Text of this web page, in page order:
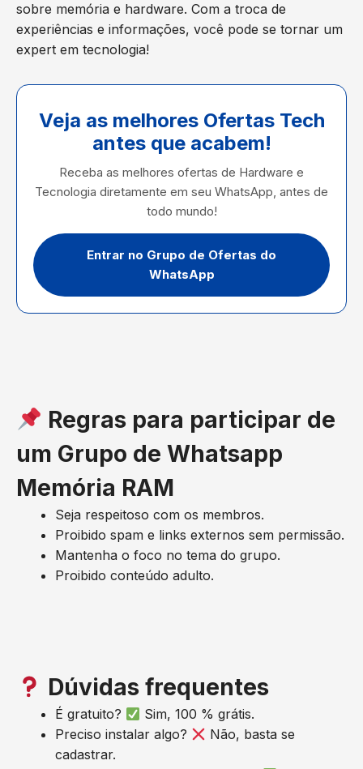
sobre memória e hardware. Com a troca de
experiências e informações, você pode se tornar um
expert em tecnologia!
Veja as melhores Ofertas Tech
antes que acabem!
Receba as melhores ofertas de Hardware e
Tecnologia diretamente em seu WhatsApp, antes de
todo mundo!
Entrar no Grupo de Ofertas do
WhatsApp
Regras para participar de
um Grupo de Whatsapp
Memória RAM
Seja respeitoso com os membros.
Proibido spam e links externos sem permissão.
Mantenha o foco no tema do grupo.
Proibido conteúdo adulto.
Dúvidas frequentes
É gratuito?
Sim, 100 % grátis.
Preciso instalar algo?
Não, basta se
cadastrar.